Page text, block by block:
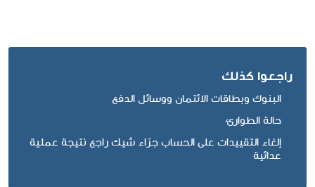
راجعوا كذلك
البنوك وبطاقات الائتمان ووسائل الدفع
حالة الطوارئ
إلغاء التقييدات على الحساب جرّاء شيك راجع نتيجة عملية
عدائية